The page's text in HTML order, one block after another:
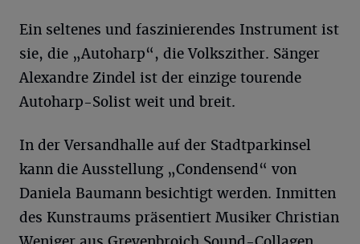
Ein seltenes und faszinierendes Instrument ist
sie, die „Autoharp“, die Volkszither. Sänger
Alexandre Zindel ist der einzige tourende
Autoharp-Solist weit und breit.
In der Versandhalle auf der Stadtparkinsel
kann die Ausstellung „Condensend“ von
Daniela Baumann besichtigt werden. Inmitten
des Kunstraums präsentiert Musiker Christian